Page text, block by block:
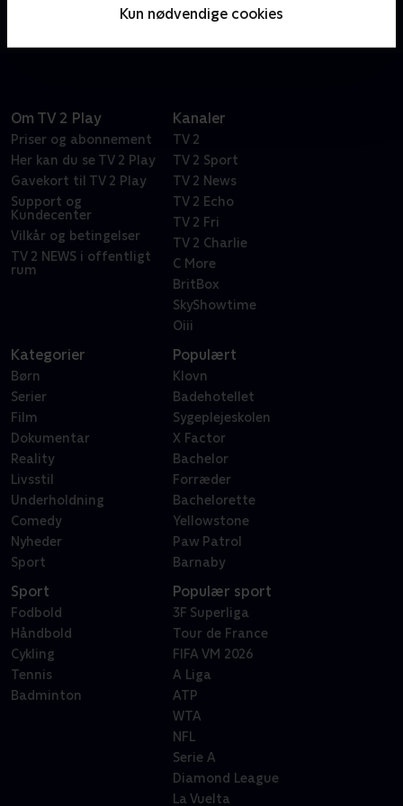
Kun nødvendige cookies
årige Lincoln kloge måder at overleve sit kaotiske
Om TV 2 Play
Priser og abonnement
Her kan du se TV 2 Play
Gavekort til TV 2 Play
Support og
Kundecenter
Vilkår og betingelser
TV 2 NEWS i offentligt
rum
Kanaler
TV 2
TV 2 Sport
TV 2 News
TV 2 Echo
TV 2 Fri
TV 2 Charlie
C More
BritBox
SkyShowtime
Oiii
Kategorier
Børn
Serier
Film
Dokumentar
Reality
Livsstil
Underholdning
Comedy
Nyheder
Sport
Populært
Klovn
Badehotellet
Sygeplejeskolen
X Factor
Bachelor
Forræder
Bachelorette
Yellowstone
Paw Patrol
Barnaby
Sport
Fodbold
Håndbold
Cykling
Tennis
Badminton
Populær sport
3F Superliga
Tour de France
FIFA VM 2026
A Liga
ATP
WTA
NFL
Serie A
Diamond League
La Vuelta